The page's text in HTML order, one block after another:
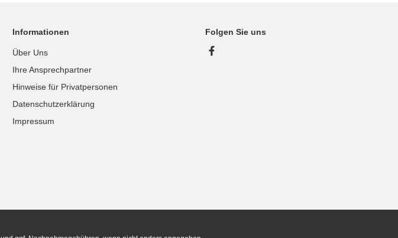
Informationen
Über Uns
Ihre Ansprechpartner
Hinweise für Privatpersonen
Datenschutzerklärung
Impressum
Folgen Sie uns
Facebook